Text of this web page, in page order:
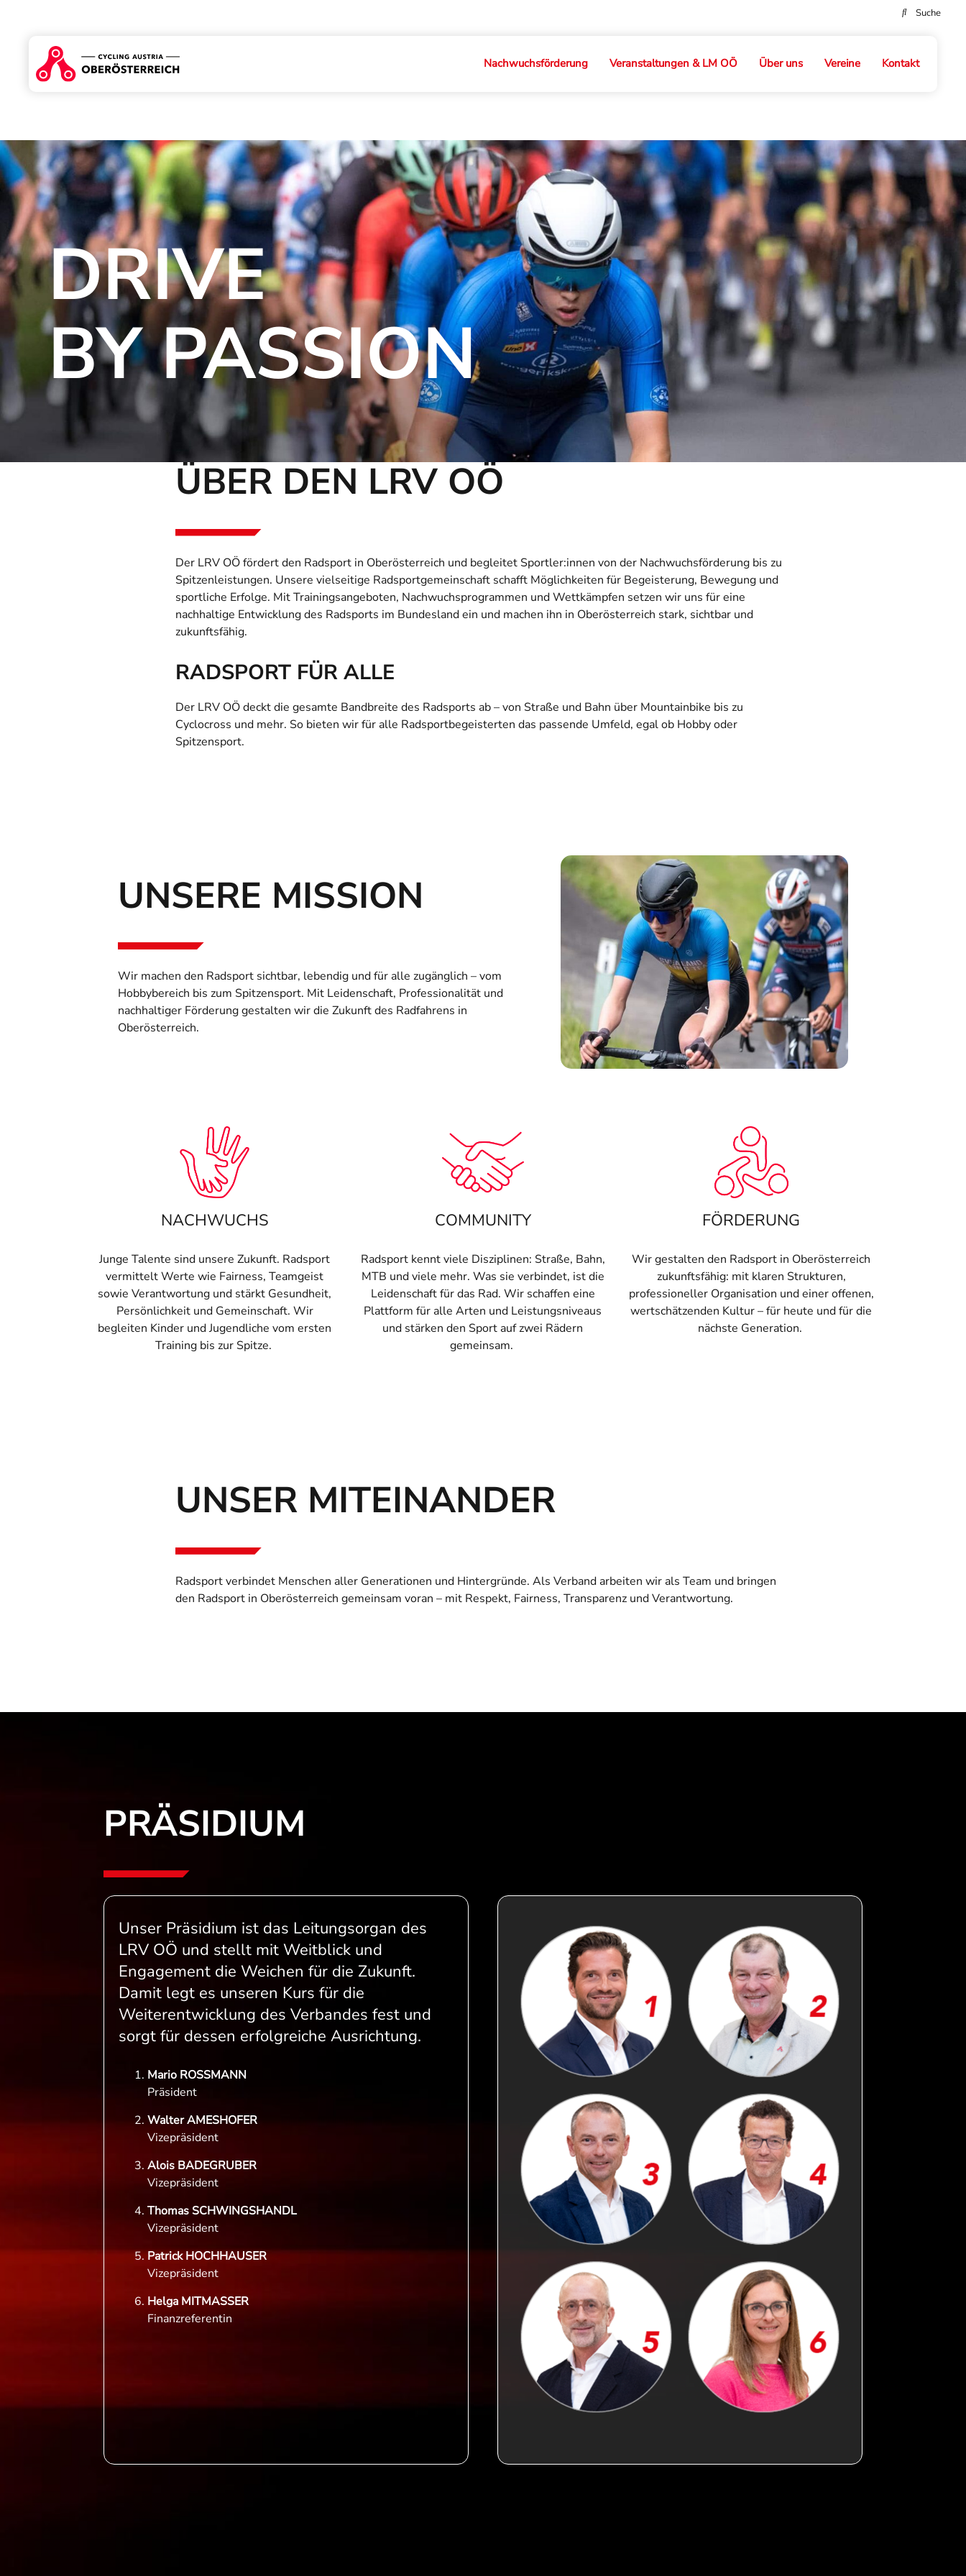
Nachwuchsförderung Veranstaltungen & LM OÖ Über uns Vereine Kontakt
DRIVE
BY PASSION
ÜBER DEN LRV OÖ
Der LRV OÖ fördert den Radsport in Oberösterreich und begleitet Sportler:innen von der Nachwuchsförderung bis zu
Spitzenleistungen. Unsere vielseitige Radsportgemeinschaft schafft Möglichkeiten für Begeisterung, Bewegung und
sportliche Erfolge. Mit Trainingsangeboten, Nachwuchsprogrammen und Wettkämpfen setzen wir uns für eine
nachhaltige Entwicklung des Radsports im Bundesland ein und machen ihn in Oberösterreich stark, sichtbar und
zukunftsfähig.
RADSPORT FÜR ALLE
Der LRV OÖ deckt die gesamte Bandbreite des Radsports ab – von Straße und Bahn über Mountainbike bis zu
Cyclocross und mehr. So bieten wir für alle Radsportbegeisterten das passende Umfeld, egal ob Hobby oder
Spitzensport.
UNSERE MISSION
Wir machen den Radsport sichtbar, lebendig und für alle zugänglich – vom
Hobbybereich bis zum Spitzensport. Mit Leidenschaft, Professionalität und
nachhaltiger Förderung gestalten wir die Zukunft des Radfahrens in
Oberösterreich.
NACHWUCHS
Junge Talente sind unsere Zukunft. Radsport
vermittelt Werte wie Fairness, Teamgeist
sowie Verantwortung und stärkt Gesundheit,
Persönlichkeit und Gemeinschaft. Wir
begleiten Kinder und Jugendlichevom ersten
Training bis zur Spitze.
COMMUNITY
Radsport kennt viele Disziplinen: Straße, Bahn,
MTB und viele mehr. Was sie verbindet, ist die
Leidenschaft für das Rad. Wir schaffen eine
Plattform für alle Arten und Leistungsniveaus
und stärken den Sport auf zwei Rädern
gemeinsam.
FÖRDERUNG
Wir gestalten den Radsport in Oberösterreich
zukunftsfähig: mit klaren Strukturen,
professioneller Organisation und einer offenen,
wertschätzenden Kultur – für heute und für die
nächste Generation.
UNSER MITEINANDER
Radsport verbindet Menschen aller Generationen und Hintergründe. Als Verband arbeiten wir als Team und bringen
den Radsport in Oberösterreich gemeinsam voran – mit Respekt, Fairness, Transparenz und Verantwortung.
PRÄSIDIUM
Unser Präsidium ist das Leitungsorgan des
LRV OÖ und stellt mit Weitblick und
Engagement die Weichen für die Zukunft.
Damit legt es unseren Kurs für die
Weiterentwicklung des Verbandes fest und
sorgt für dessen erfolgreiche Ausrichtung.
Mario ROSSMANN
Präsident
Walter AMESHOFER
Vizepräsident
Alois BADEGRUBER
Vizepräsident
Thomas SCHWINGSHANDL
Vizepräsident
Patrick HOCHHAUSER
Vizepräsident
Helga MITMASSER
Finanzreferentin